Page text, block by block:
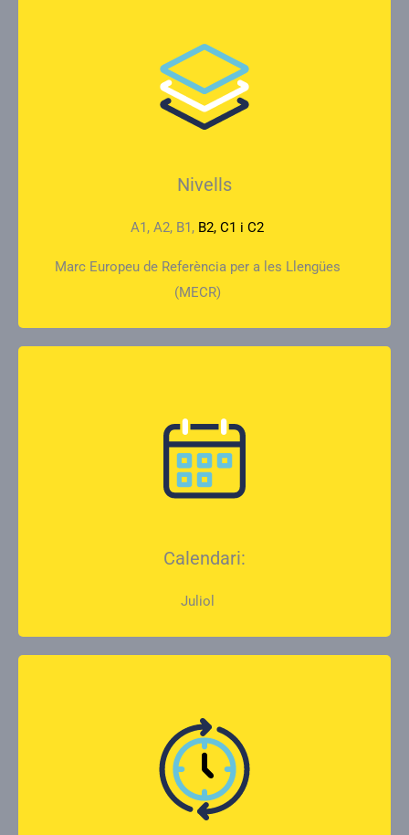
Nivells
A1, A2, B1, B2, C1 i C2
Marc Europeu de Referència per a les Llengües
(MECR)
Calendari:
Juliol